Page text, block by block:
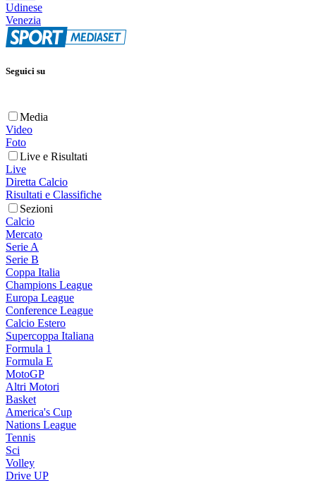
Udinese
Venezia
Seguici su
Media
Video
Foto
Live e Risultati
Live
Diretta Calcio
Risultati e Classifiche
Sezioni
Calcio
Mercato
Serie A
Serie B
Coppa Italia
Champions League
Europa League
Conference League
Calcio Estero
Supercoppa Italiana
Formula 1
Formula E
MotoGP
Altri Motori
Basket
America's Cup
Nations League
Tennis
Sci
Volley
Drive UP